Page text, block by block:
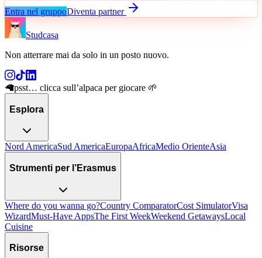
Entra nel gruppoDiventa partner
Studcasa
Non atterrare mai da solo in un posto nuovo.
🦙psst… clicca sull’alpaca per giocare 🌱
Esplora
Nord AmericaSud AmericaEuropaAfricaMedio OrienteAsia
Strumenti per l’Erasmus
Where do you wanna go?Country ComparatorCost SimulatorVisa
WizardMust-Have AppsThe First WeekWeekend GetawaysLocal
Cuisine
Risorse